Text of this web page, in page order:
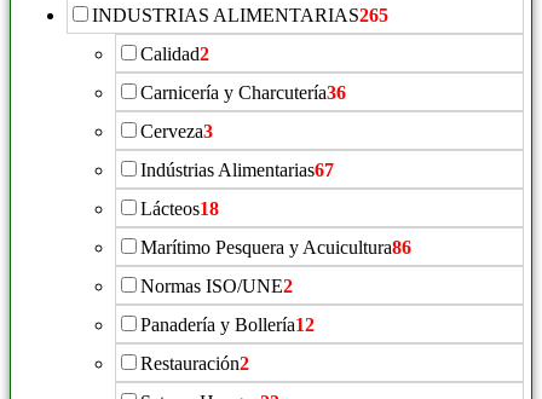
INDUSTRIAS ALIMENTARIAS265
Calidad2
Carnicería y Charcutería36
Cerveza3
Indústrias Alimentarias67
Lácteos18
Marítimo Pesquera y Acuicultura86
Normas ISO/UNE2
Panadería y Bollería12
Restauración2